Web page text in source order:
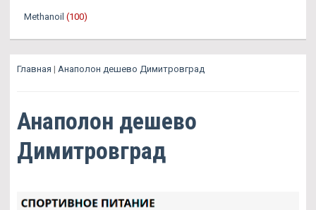
Methanoil (100)
Главная | Анаполон дешево Димитровград
Анаполон дешево
Димитровград